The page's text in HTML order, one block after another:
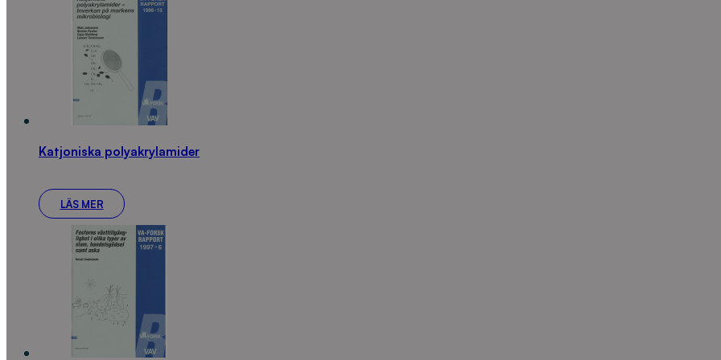
Katjoniska polyakrylamider
LÄS MER